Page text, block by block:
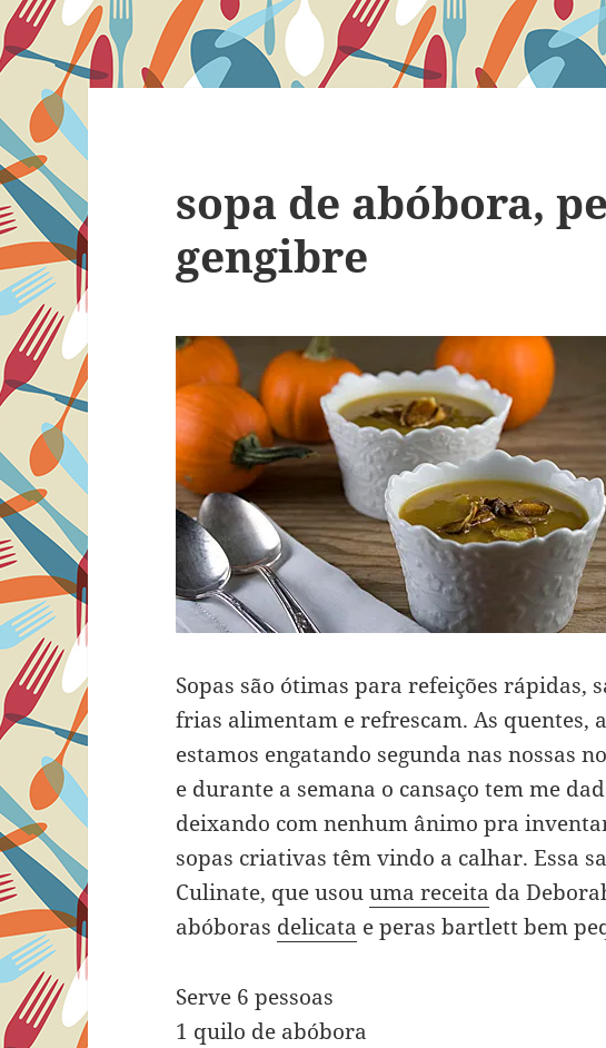
sopa de abóbora,
gengibre
Sopas são ótimas para refeições rápidas,
frias alimentam e refrescam. As quentes,
estamos engatando segunda nas nossas
e durante a semana o cansaço tem me
deixando com nenhum ânimo pra
sopas criativas têm vindo a calhar. Essa
Culinate, que usouuma receita da
abóboras delicata e peras bartlett bem
Serve 6 pessoas
1 quilo de abóbora